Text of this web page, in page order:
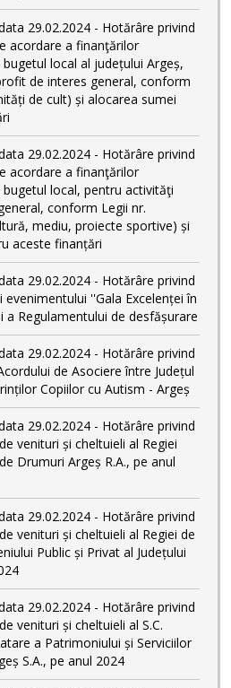
29.02.2024 - Hotărâre privind
acordare a finanţărilor
local al județului Argeș,
de interes general, conform
de cult) și alocarea sumei
29.02.2024 - Hotărâre privind
acordare a finanţărilor
local, pentru activităţi
conform Legii nr.
mediu, proiecte sportive) și
aceste finanțări
29.02.2024 - Hotărâre privind
''Gala Excelenței în
a Regulamentului de desfășurare
29.02.2024 - Hotărâre privind
de Asociere între Județul
Copiilor cu Autism - Argeș
29.02.2024 - Hotărâre privind
venituri și cheltuieli al Regiei
Drumuri Argeș R.A., pe anul
29.02.2024 - Hotărâre privind
venituri și cheltuieli al Regiei de
Public și Privat al Județului
29.02.2024 - Hotărâre privind
venituri și cheltuieli al S.C.
a Patrimoniului și Serviciilor
S.A., pe anul 2024